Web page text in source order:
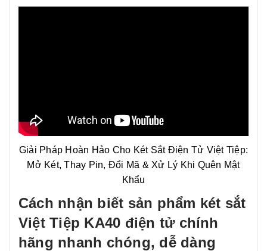
Giải Pháp Hoàn Hảo Cho Két Sắt Điện Tử Việt Tiệp:
Mở Két, Thay Pin, Đổi Mã & Xử Lý Khi Quên Mật
Khẩu
Cách nhận biết sản phẩm két sắt
Việt Tiệp KA40 điện tử chính
hãng nhanh chóng, dễ dàng